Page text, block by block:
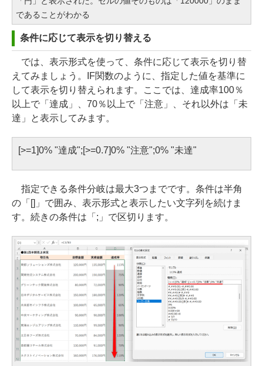
であることがわかる
条件に応じて表示を切り替える
では、表示形式を使って、条件に応じて表示を切り替
えてみましょう。IF関数のように、指定した値を基準に
して表示を切り替えられます。ここでは、達成率100％
以上で「達成」、70％以上で「注意」、それ以外は「未
達」と表示してみます。
[>=1]0% "達成";[>=0.7]0% "注意";0% "未達"
指定できる条件分岐は最大3つまでです。条件は半角
の「[]」で囲み、表示形式と表示したい文字列を続けま
す。続きの条件は「;」で区切ります。